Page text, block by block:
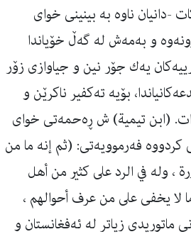
-دانیان ناوه‌ به‌ بینینی خوای
و به‌مه‌ش له‌ گه‌ڵ خۆیاندا
یه‌ك جۆر نین و جیاوازی زۆر
بۆیه‌ ته‌كفیر ناكرێن و
(ابن تیمیة) ش ڕه‌حمه‌تی خوای
كردووه‌ فه‌رموویه‌تی: (ثم إنه ما من
، وله في الرد على كثير من أهل
ما لا يخفى على من عرف أحوالهم ،
زیاتر له‌ ئه‌فغانستان و